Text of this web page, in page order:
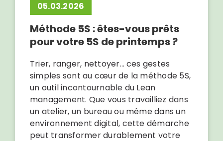
05.03.2026
Méthode 5S : êtes-vous prêts
pour votre 5S de printemps ?
Trier, ranger, nettoyer… ces gestes
simples sont au cœur de la méthode 5S,
un outil incontournable du Lean
management. Que vous travailliez dans
un atelier, un bureau ou même dans un
environnement digital, cette démarche
peut transformer durablement votre